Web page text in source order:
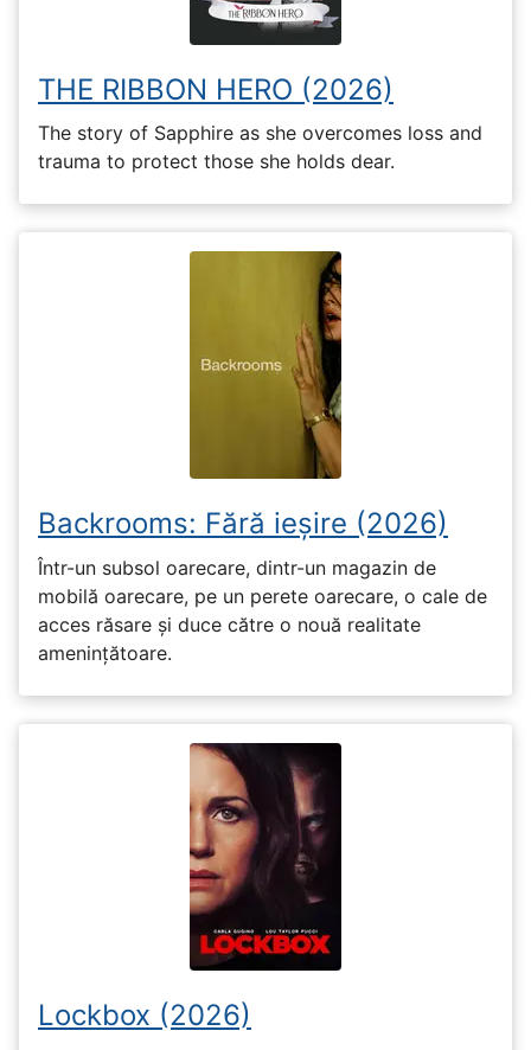
THE RIBBON HERO (2026)
The story of Sapphire as she overcomes loss and
trauma to protect those she holds dear.
Backrooms: Fără ieșire (2026)
Într-un subsol oarecare, dintr-un magazin de
mobilă oarecare, pe un perete oarecare, o cale de
acces răsare și duce către o nouă realitate
amenințătoare.
Lockbox (2026)